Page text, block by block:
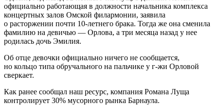
официально работающая в должности начальника комплекса
концертных залов Омской филармонии, заявила
о расторжении почти 10-летнего брака. Тогда же она сменила
фамилию на девичью — Орлова, а три месяца назад у нее
родилась дочь Эмилия.
Об отце девочки официально ничего не сообщается,
но кольцо типа обручального на пальчике у г-жи Орловой
сверкает.
Как ранее сообщал наш ресурс, компания Романа Луща
контролирует 30% мусорного рынка Барнаула.